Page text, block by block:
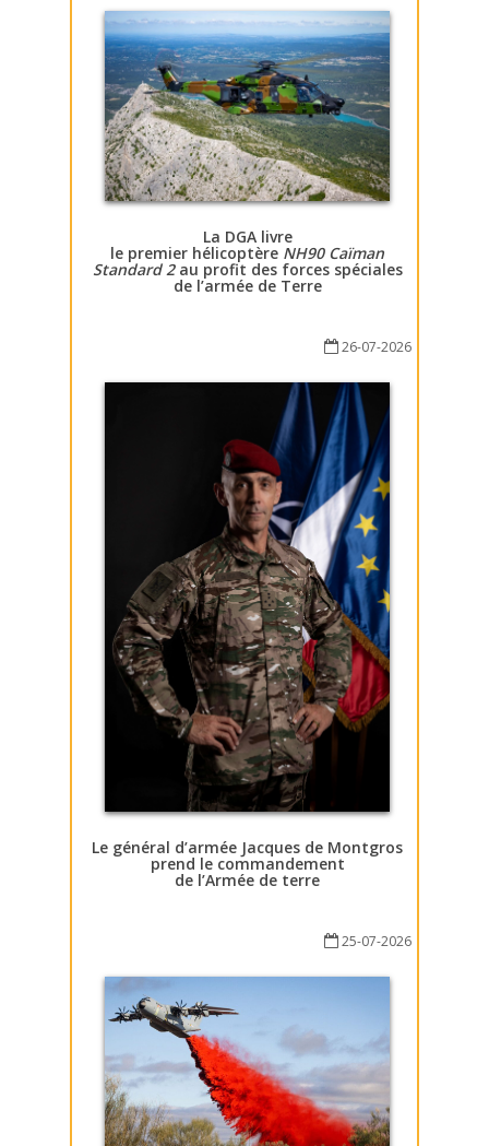
La DGA livre
le premier hélicoptère NH90 Caïman
Standard 2au profit des forces spéciales
de l’armée de Terre
26-07-2026
Le général d’armée Jacques de Montgros
prend le commandement
de l’Armée de terre
25-07-2026